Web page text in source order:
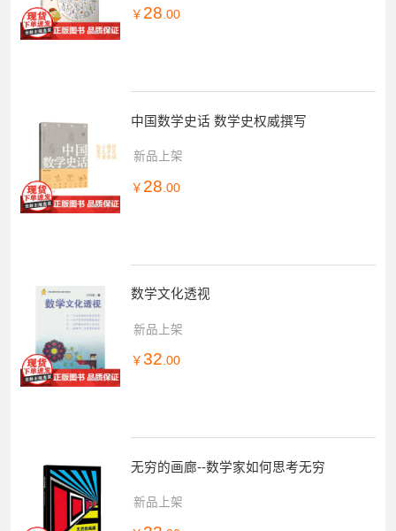
￥ 28.00
中国数学史话 数学史权威撰写
新品上架
￥ 28 .00
数学文化透视
新品上架
￥ 32.00
无穷的画廊--数学家如何思考无穷
新品上架